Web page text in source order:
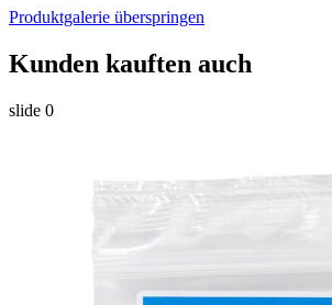
Produktgalerie überspringen
Kunden kauften auch
slide 0